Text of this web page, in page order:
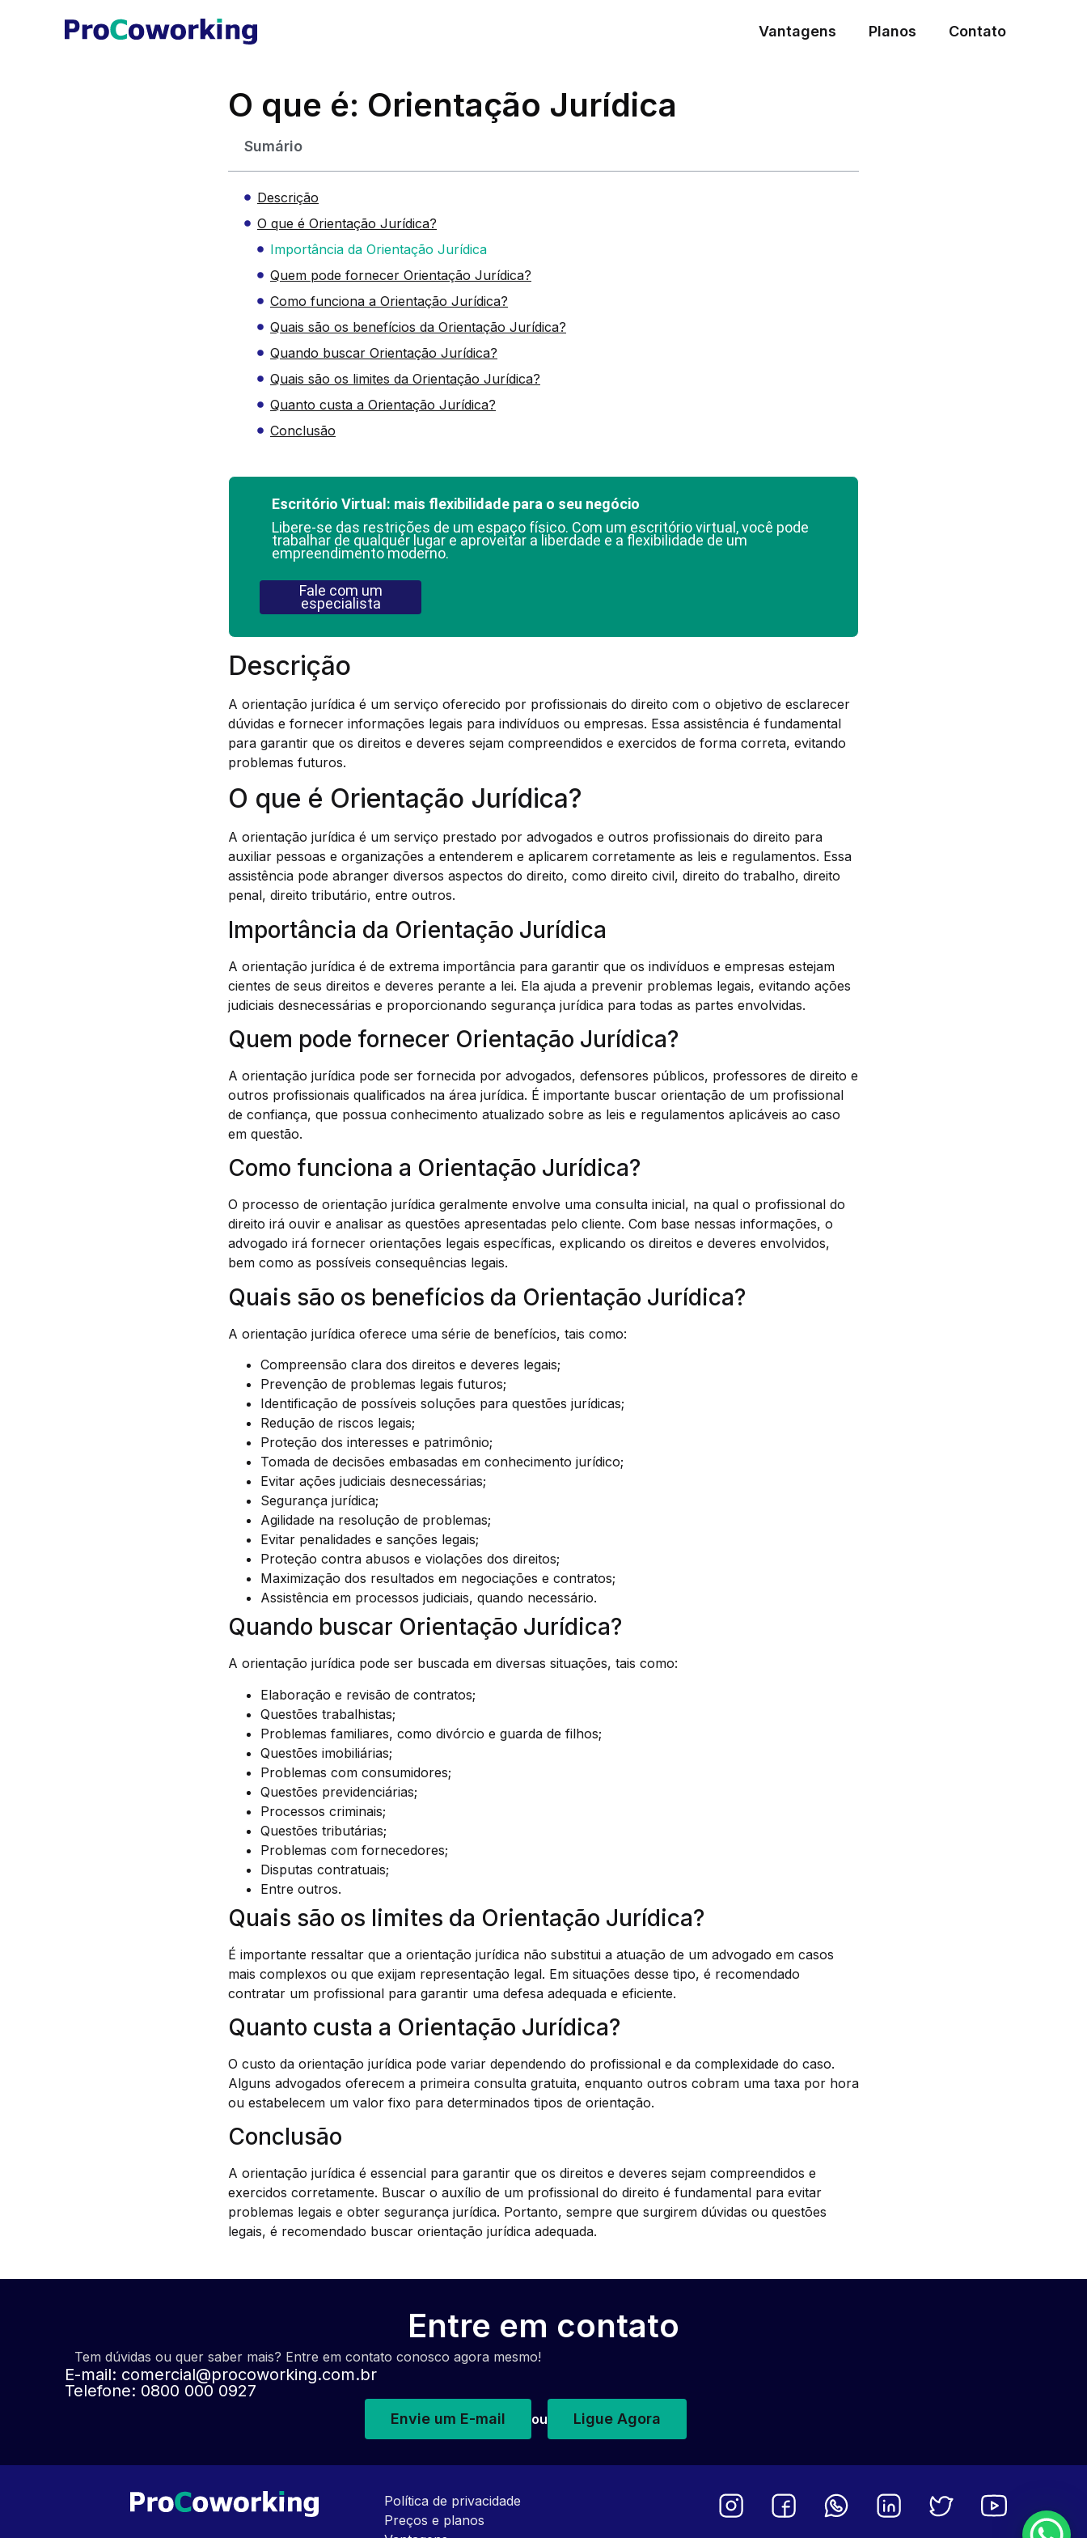
Vantagens Planos Contato
O que é: Orientação Jurídica
Sumário
Descrição
O que é Orientação Jurídica?
Importância da Orientação Jurídica
Quem pode fornecer Orientação Jurídica?
Como funciona a Orientação Jurídica?
Quais são os benefícios da Orientação Jurídica?
Quando buscar Orientação Jurídica?
Quais são os limites da Orientação Jurídica?
Quanto custa a Orientação Jurídica?
Conclusão
Escritório Virtual: mais flexibilidade para o seu negócio
Libere-se das restrições de um espaço físico. Com um escritório virtual, você pode
trabalhar de qualquer lugar e aproveitar a liberdade e a flexibilidade de um
empreendimento moderno.
Fale com um
especialista
Descrição
A orientação jurídica é um serviço oferecido por profissionais do direito com o objetivo de esclarecer
dúvidas e fornecer informações legais para indivíduos ou empresas. Essa assistência é fundamental
para garantir que os direitos e deveres sejam compreendidos e exercidos de forma correta, evitando
problemas futuros.
O que é Orientação Jurídica?
A orientação jurídica é um serviço prestado por advogados e outros profissionais do direito para
auxiliar pessoas e organizações a entenderem e aplicarem corretamente as leis e regulamentos. Essa
assistência pode abranger diversos aspectos do direito, como direito civil, direito do trabalho, direito
penal, direito tributário, entre outros.
Importância da Orientação Jurídica
A orientação jurídica é de extrema importância para garantir que os indivíduos e empresas estejam
cientes de seus direitos e deveres perante a lei. Ela ajuda a prevenir problemas legais, evitando ações
judiciais desnecessárias e proporcionando segurança jurídica para todas as partes envolvidas.
Quem pode fornecer Orientação Jurídica?
A orientação jurídica pode ser fornecida por advogados, defensores públicos, professores de direito e
outros profissionais qualificados na área jurídica. É importante buscar orientação de um profissional
de confiança, que possua conhecimento atualizado sobre as leis e regulamentos aplicáveis ao caso
em questão.
Como funciona a Orientação Jurídica?
O processo de orientação jurídica geralmente envolve uma consulta inicial, na qual o profissional do
direito irá ouvir e analisar as questões apresentadas pelo cliente. Com base nessas informações, o
advogado irá fornecer orientações legais específicas, explicando os direitos e deveres envolvidos,
bem como as possíveis consequências legais.
Quais são os benefícios da Orientação Jurídica?
A orientação jurídica oferece uma série de benefícios, tais como:
Compreensão clara dos direitos e deveres legais;
Prevenção de problemas legais futuros;
Identificação de possíveis soluções para questões jurídicas;
Redução de riscos legais;
Proteção dos interesses e patrimônio;
Tomada de decisões embasadas em conhecimento jurídico;
Evitar ações judiciais desnecessárias;
Segurança jurídica;
Agilidade na resolução de problemas;
Evitar penalidades e sanções legais;
Proteção contra abusos e violações dos direitos;
Maximização dos resultados em negociações e contratos;
Assistência em processos judiciais, quando necessário.
Quando buscar Orientação Jurídica?
A orientação jurídica pode ser buscada em diversas situações, tais como:
Elaboração e revisão de contratos;
Questões trabalhistas;
Problemas familiares, como divórcio e guarda de filhos;
Questões imobiliárias;
Problemas com consumidores;
Questões previdenciárias;
Processos criminais;
Questões tributárias;
Problemas com fornecedores;
Disputas contratuais;
Entre outros.
Quais são os limites da Orientação Jurídica?
É importante ressaltar que a orientação jurídica não substitui a atuação de um advogado em casos
mais complexos ou que exijam representação legal. Em situações desse tipo, é recomendado
contratar um profissional para garantir uma defesa adequada e eficiente.
Quanto custa a Orientação Jurídica?
O custo da orientação jurídica pode variar dependendo do profissional e da complexidade do caso.
Alguns advogados oferecem a primeira consulta gratuita, enquanto outros cobram uma taxa por hora
ou estabelecem um valor fixo para determinados tipos de orientação.
Conclusão
A orientação jurídica é essencial para garantir que os direitos e deveres sejam compreendidos e
exercidos corretamente. Buscar o auxílio de um profissional do direito é fundamental para evitar
problemas legais e obter segurança jurídica. Portanto, sempre que surgirem dúvidas ou questões
legais, é recomendado buscar orientação jurídica adequada.
Entre em contato
Tem dúvidas ou quer saber mais? Entre em contato conosco agora mesmo!
E-mail: comercial@procoworking.com.br
Telefone: 0800 000 0927
Envie um E-mail ou Ligue Agora
Política de privacidade
Preços e planos